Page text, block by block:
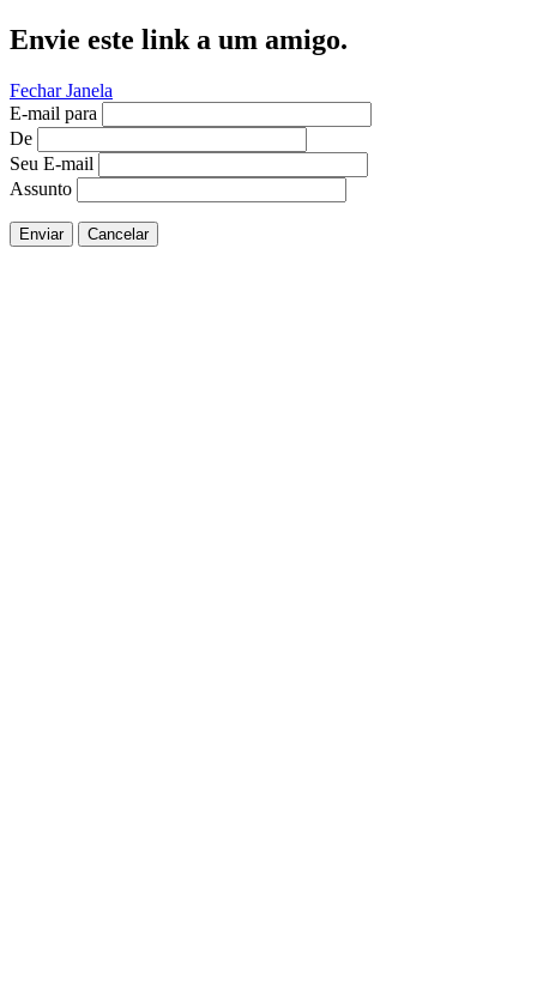
Envie este link a um amigo.
Fechar Janela
E-mail para
De
Seu E-mail
Assunto
Enviar Cancelar